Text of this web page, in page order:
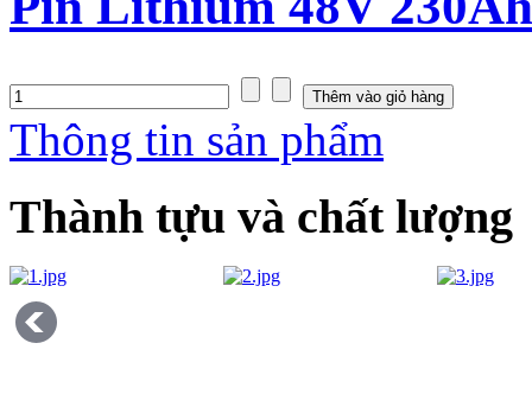
Thông tin sản phẩm
Thành tựu và chất lượng